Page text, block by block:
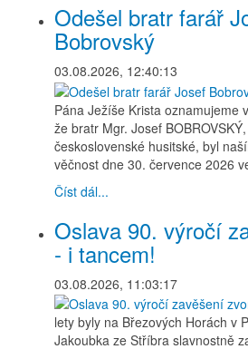
Odešel bratr farář
Bobrovský
03.08.2026, 12:40:13
Pána Ježíše Krista oznamujeme
že bratr Mgr. Josef
československé husitské, byl
věčnost dne 30. července 2026
Číst dál...
Oslava 90. výročí
- i tancem!
03.08.2026, 11:03:17
lety byly na Březových Horách v
Jakoubka ze Stříbra slavnostně